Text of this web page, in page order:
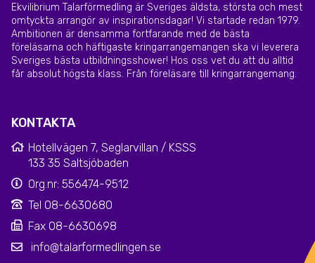
KONTAKTA
Hotellvägen 7, Seglarvillan / KSSS
133 35 Saltsjöbaden
Org.nr: 556474-9512
Tel 08-6630680
Fax 08-6630698
info@talarformedlingen.se
Ekvilibrium Talarförmedling är Sveriges äldsta, största och mest
omtyckta arrangör av inspirationsdagar! Vi startade redan 1979.
Ambitionen är densamma fortfarande med de bästa
föreläsarna och häftigaste kringarrangemangen ska vi leverera
Sveriges bästa utbildningsshower! Hos oss vet du att du alltid
får absolut högsta klass. Från föreläsare till kringarrangemang.